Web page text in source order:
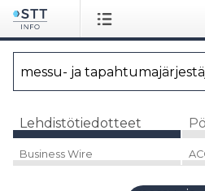
Lehdistötiedotteet
Business Wire